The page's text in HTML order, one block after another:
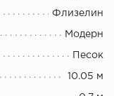
Флизелин
Модерн
Песок
10.05 м